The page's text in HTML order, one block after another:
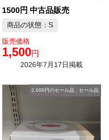
1500円 中古品販売
商品の状態：S
販売価格
1,500円
2026年7月17日掲載
2,000円のセール品 セール品